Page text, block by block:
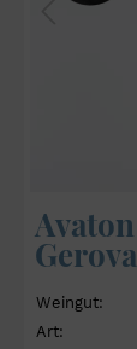
Weingut:
Art: